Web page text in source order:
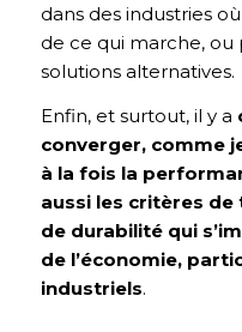
dans des industries
de ce qui marche, ou
solutions alternatives.
Enfin, et surtout, il y a
converger, comme
à la fois la
aussi les critères
de durabilité qui
de l’économie,
industriels.